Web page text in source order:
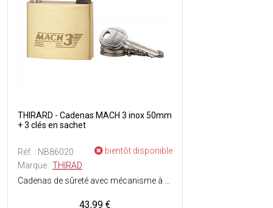
THIRARD - Cadenas MACH 3 inox 50mm
+ 3 clés en sachet
Réf. : NB86020
bientôt disponible
Marque : THIRAD
43,99 €